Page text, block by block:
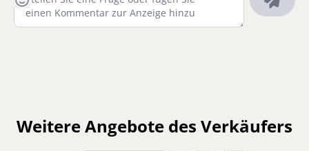
Weitere Angebote des Verkäufers